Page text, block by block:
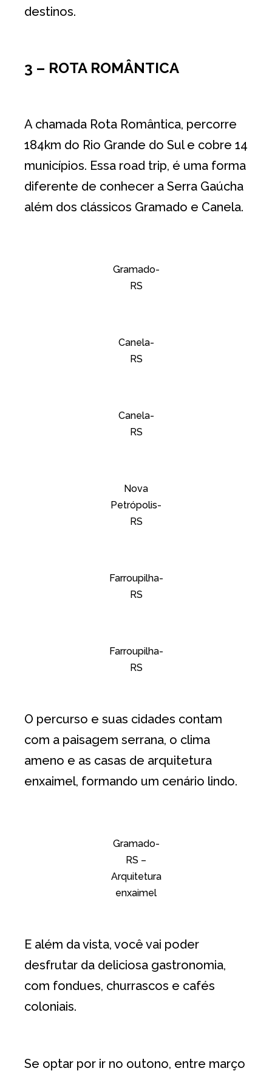
destinos.
3 – ROTA ROMÂNTICA
A chamada Rota Romântica, percorre
184km do Rio Grande do Sul e cobre 14
municípios. Essa road trip, é uma forma
diferente de conhecer a Serra Gaúcha
além dos clássicos Gramado e Canela.
Gramado-
RS
Canela-
RS
Canela-
RS
Nova
Petrópolis-
RS
Farroupilha-
RS
Farroupilha-
RS
O percurso e suas cidades contam
com a paisagem serrana, o clima
ameno e as casas de arquitetura
enxaimel, formando um cenário lindo.
Gramado-
RS –
Arquitetura
enxaimel
E além da vista, você vai poder
desfrutar da deliciosa gastronomia,
com fondues, churrascos e cafés
coloniais.
Se optar por ir no outono, entre março